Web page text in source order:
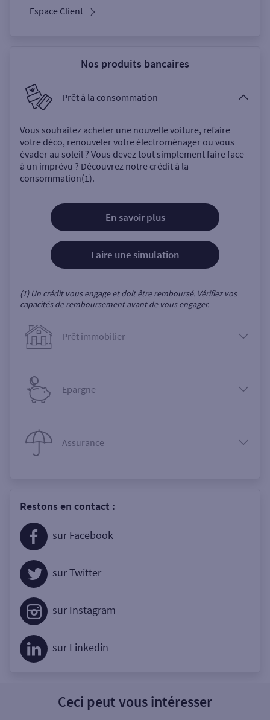
Espace Client
Nos produits bancaires
Prêt à la consommation
Vous souhaitez acheter une nouvelle voiture, refaire
votre déco, renouveler votre électroménager ou vous
évader au soleil ? Vous devez tout simplement faire face
à un imprévu ? Découvrez notre crédit à la
consommation(1).
En savoir plus
Faire une simulation
(1) Un crédit vous engage et doit être remboursé. Vérifiez vos
capacités de remboursement avant de vous engager.
Prêt immobilier
Epargne
Assurance
Restons en contact :
sur Facebook
sur Twitter
sur Instagram
sur Linkedin
Ceci peut vous intéresser